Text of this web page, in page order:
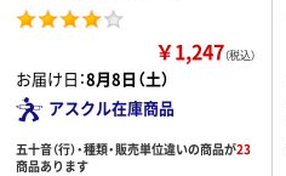
￥1,247（税込）
お届け日：8月8日（土）
アスクル在庫商品
五十音（行）・種類・販売単位違いの商品が23
商品あります